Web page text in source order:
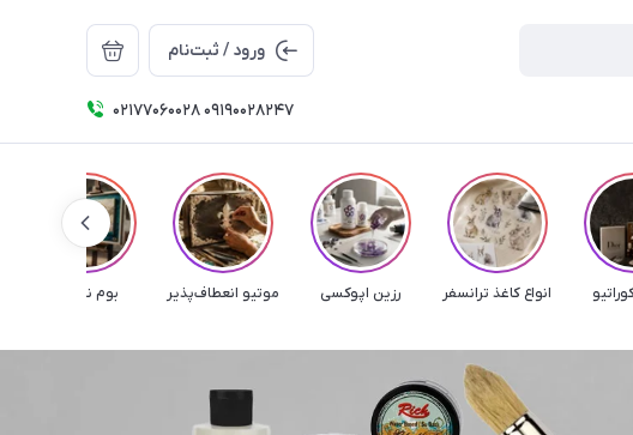
ورود / ثبت‌نام
۰۲۱۷۷۰۶۰۰۲۸ ۰۹۱۹۰۰۲۸۲۴۷
انواع کاغذ ترانسفر رزین اپوکسی موتیو انعطاف‌پذیر بوم نقاشی